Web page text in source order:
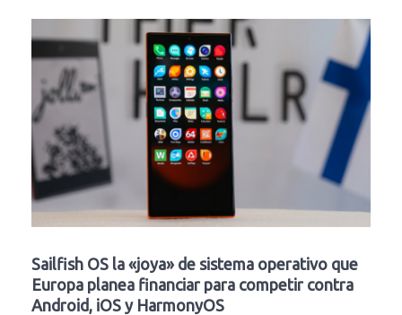
Sailfish OS la «joya» de sistema operativo que
Europa planea financiar para competir contra
Android, iOS y HarmonyOS